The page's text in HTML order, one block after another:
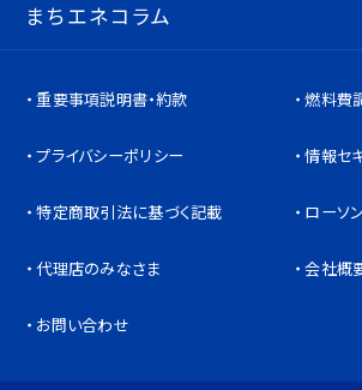
まちエネコラム
重要事項説明書・約款 燃料費
プライバシーポリシー 情報セ
特定商取引法に基づく記載 ローソ
代理店のみなさま 会社概
お問い合わせ